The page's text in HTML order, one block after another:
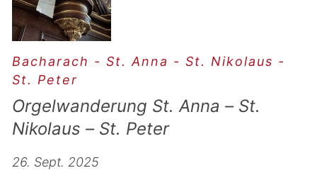
Bacharach - St. Anna - St. Nikolaus -
St. Peter
Orgelwanderung St. Anna – St.
Nikolaus – St. Peter
26. Sept. 2025